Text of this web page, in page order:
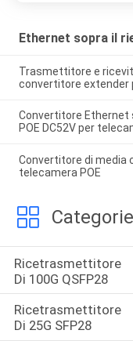
Ethernet sopra il
Trasmettitore e
convertitore extender
Convertitore Ethernet
POE DC52V per
Convertitore di media
telecamera POE
Ricetrasmettitore
Di 100G QSFP28
Ricetrasmettitore
Di 25G SFP28